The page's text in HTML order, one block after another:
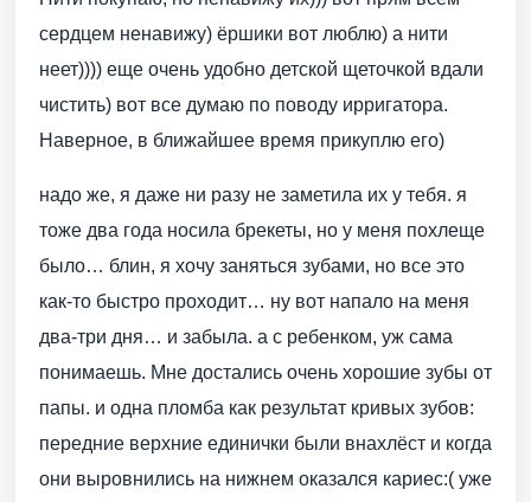
сердцем ненавижу) ёршики вот люблю) а нити
неет)))) еще очень удобно детской щеточкой вдали
чистить) вот все думаю по поводу ирригатора.
Наверное, в ближайшее время прикуплю его)
надо же, я даже ни разу не заметила их у тебя. я
тоже два года носила брекеты, но у меня похлеще
было… блин, я хочу заняться зубами, но все это
как-то быстро проходит… ну вот напало на меня
два-три дня… и забыла. а с ребенком, уж сама
понимаешь. Мне достались очень хорошие зубы от
папы. и одна пломба как результат кривых зубов:
передние верхние единички были внахлёст и когда
они выровнились на нижнем оказался кариес:( уже